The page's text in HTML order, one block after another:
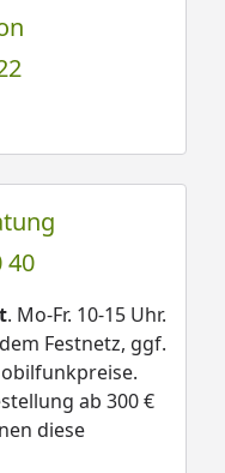
40
. Mo-Fr. 10-15 Uhr.
Festnetz, ggf.
ab 300 €
diese